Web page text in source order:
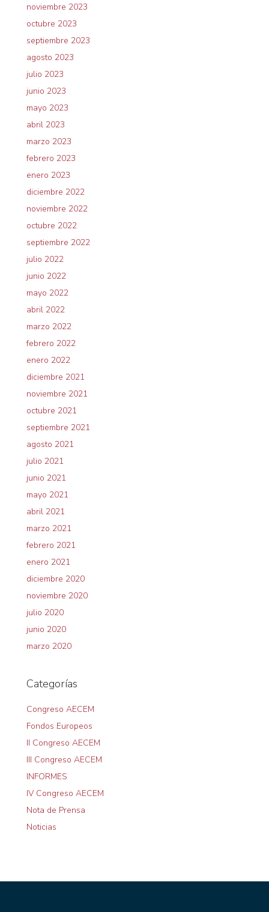
noviembre 2023
octubre 2023
septiembre 2023
agosto 2023
julio 2023
junio 2023
mayo 2023
abril 2023
marzo 2023
febrero 2023
enero 2023
diciembre 2022
noviembre 2022
octubre 2022
septiembre 2022
julio 2022
junio 2022
mayo 2022
abril 2022
marzo 2022
febrero 2022
enero 2022
diciembre 2021
noviembre 2021
octubre 2021
septiembre 2021
agosto 2021
julio 2021
junio 2021
mayo 2021
abril 2021
marzo 2021
febrero 2021
enero 2021
diciembre 2020
noviembre 2020
julio 2020
junio 2020
marzo 2020
Categorías
Congreso AECEM
Fondos Europeos
II Congreso AECEM
III Congreso AECEM
INFORMES
IV Congreso AECEM
Nota de Prensa
Noticias